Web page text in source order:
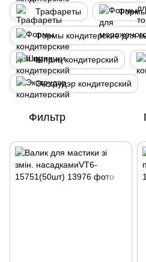
Трафареты Формы
Формы кондитерские для
Шприц кондитерский
Экструдэр кондитерский
Фильтр